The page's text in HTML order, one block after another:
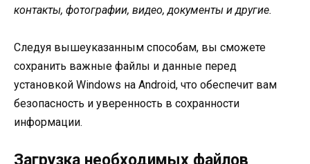
контакты, фотографии, видео, документы и другие.
Следуя вышеуказанным способам, вы сможете
сохранить важные файлы и данные перед
установкой Windows на Android, что обеспечит вам
безопасность и уверенность в сохранности
информации.
Загрузка необходимых файлов